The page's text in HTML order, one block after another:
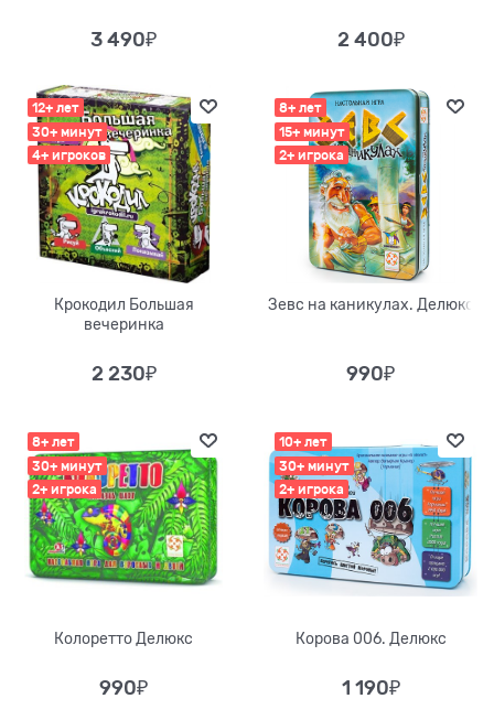
3 490₽ 2 400₽
12+ лет
30+ минут
4+ игроков
Крокодил Большая
вечеринка
2 230₽
8+ лет
15+ минут
2+ игрока
Зевс на каникулах. Делюкс
990₽
8+ лет
30+ минут
2+ игрока
Колоретто Делюкс
990₽
10+ лет
30+ минут
2+ игрока
Корова 006. Делюкс
1 190₽